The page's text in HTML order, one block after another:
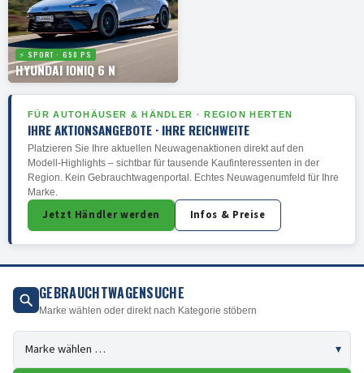
⚡ SPORT · 650 PS
HYUNDAI IONIQ 6 N
FÜR AUTOHÄUSER & HÄNDLER · REGION HERTEN
IHRE AKTIONSANGEBOTE · IHRE REICHWEITE
Platzieren Sie Ihre aktuellen Neuwagenaktionen direkt auf den
Modell-Highlights – sichtbar für tausende Kaufinteressenten in der
Region. Kein Gebrauchtwagenportal. Echtes Neuwagenumfeld für Ihre
Marke.
Jetzt Händler werden Infos & Preise
GEBRAUCHTWAGENSUCHE
Marke wählen oder direkt nach Kategorie stöbern